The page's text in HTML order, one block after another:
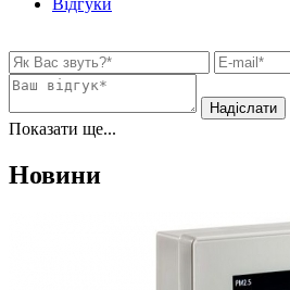
Відгуки
Показати ще...
Новини